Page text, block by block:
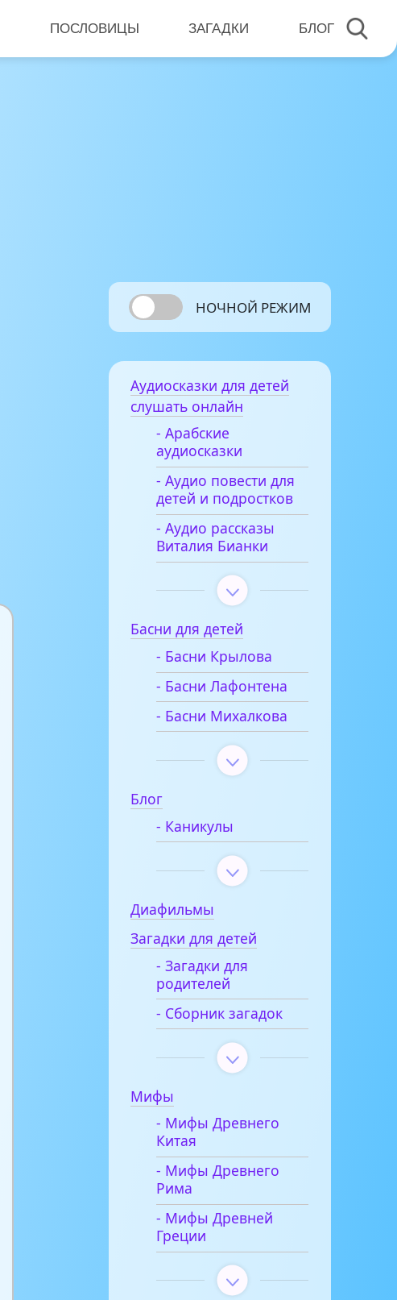
ПОСЛОВИЦЫ ЗАГАДКИ БЛОГ
НОЧНОЙ РЕЖИМ
Аудиосказки для детей
слушать онлайн
- Арабские
аудиосказки
- Аудио повести для
детей и подростков
- Аудио рассказы
Виталия Бианки
Басни для детей
- Басни Крылова
- Басни Лафонтена
- Басни Михалкова
Блог
- Каникулы
Диафильмы
Загадки для детей
- Загадки для
родителей
- Сборник загадок
Мифы
- Мифы Древнего
Китая
- Мифы Древнего
Рима
- Мифы Древней
Греции